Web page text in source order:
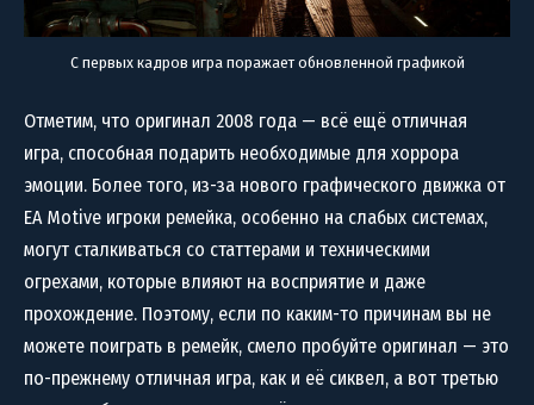
С первых кадров игра поражает обновленной графикой
Отметим, что оригинал 2008 года — всё ещё отличная
игра, способная подарить необходимые для хоррора
эмоции. Более того, из-за нового графического движка от
EA Motive игроки ремейка, особенно на слабых системах,
могут сталкиваться со статтерами и техническими
огрехами, которые влияют на восприятие и даже
прохождение. Поэтому, если по каким-то причинам вы не
можете поиграть в ремейк, смело пробуйте оригинал — это
по-прежнему отличная игра, как и её сиквел, а вот третью